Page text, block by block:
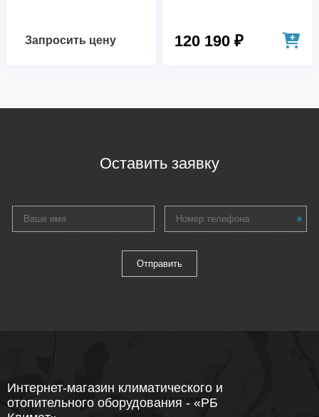
Запросить цену 120 190 ₽
Оставить заявку
Интернет-магазин климатического и
отопительного оборудования - «РБ